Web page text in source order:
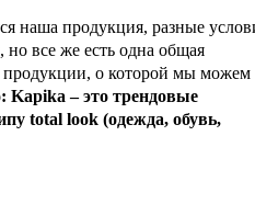
наша продукция, разные
все же есть одна общая
продукции, о которой мы можем
Kapika – это трендовые
total look (одежда, обувь,